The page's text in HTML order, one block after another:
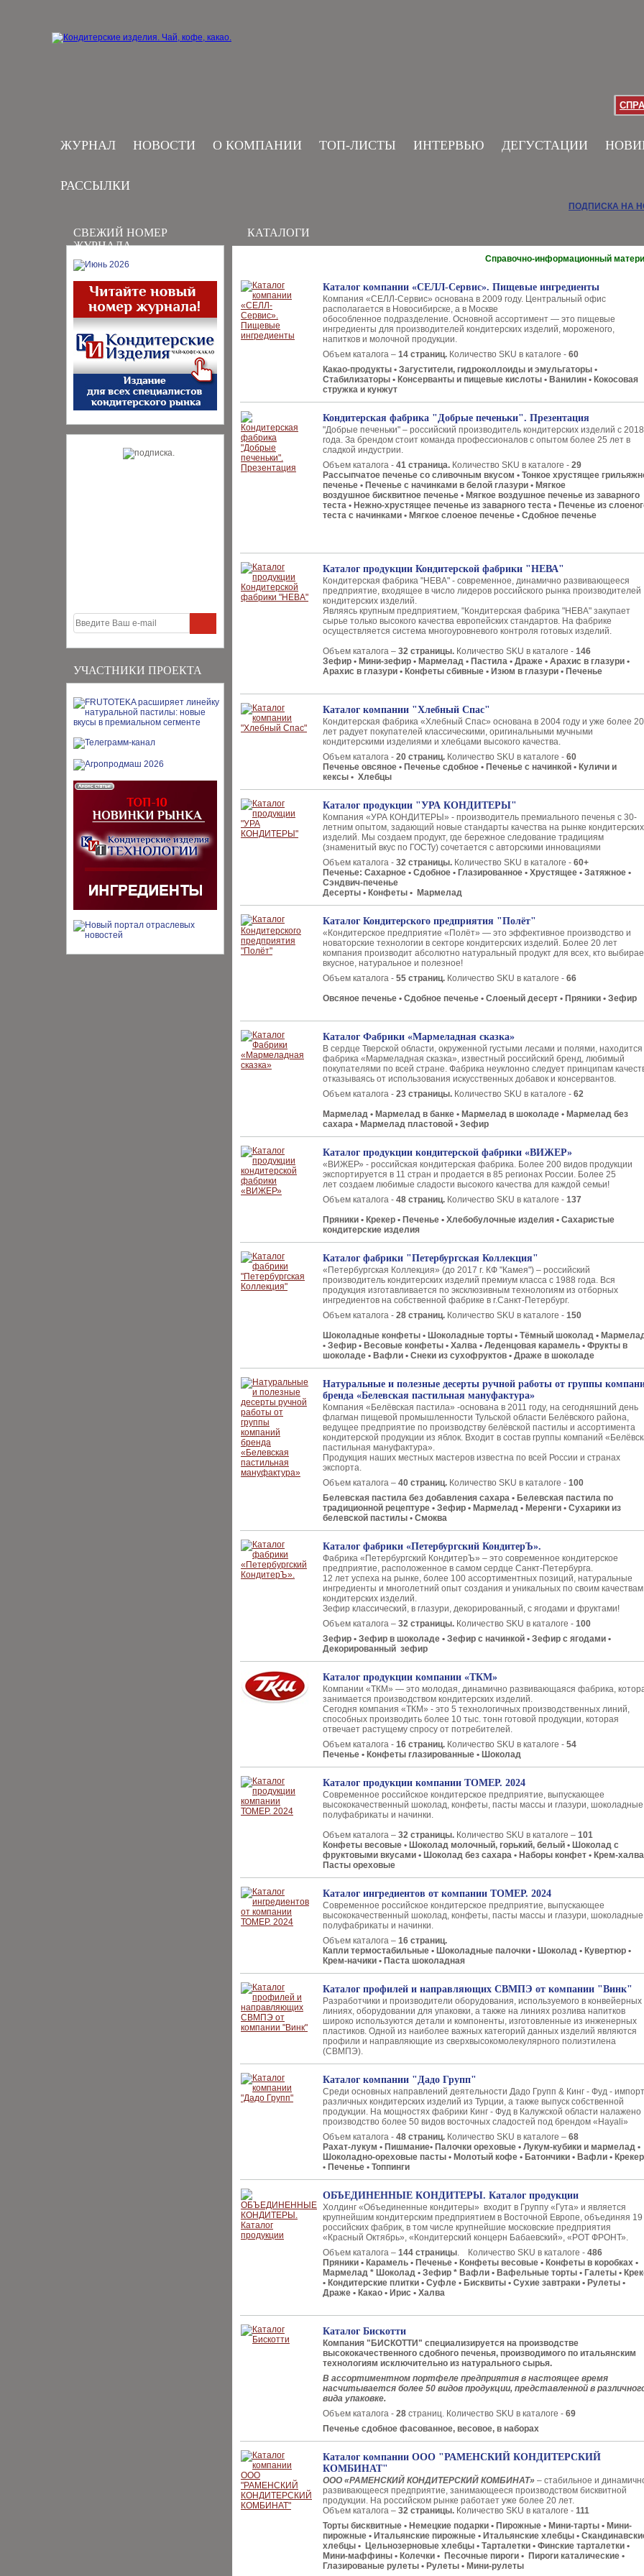
ЖУРНАЛ НОВОСТИ О КОМПАНИИ ТОП-ЛИСТЫ ИНТЕРВЬЮ ДЕГУСТАЦИИ
РАССЫЛКИ
СВЕЖИЙ НОМЕР
ЖУРНАЛА
УЧАСТНИКИ ПРОЕКТА
ПОДПИСКА НА
КАТАЛОГИ
Справочно-информационный
Каталог компании «СЕЛЛ-Сервис». Пищевые ингредиенты
Компания «СЕЛЛ-Сервис» основана в 2009 году. Центральный офис
располагается в Новосибирске, а в Москве
обособленное подразделение. Основной ассортимент — это пищевые
ингредиенты для производителей кондитерских изделий, мороженого,
напитков и молочной продукции.
Объем каталога – 14 страниц. Количество SKU в каталоге - 60
Какао-продукты • Загустители, гидроколлоиды и эмульгаторы •
Стабилизаторы • Консерванты и пищевые кислоты • Ванилин • Кокосовая
стружка и кунжут
Кондитерская фабрика "Добрые печеньки". Презентация
"Добрые печеньки" – российский производитель кондитерских изделий с 2018
года. За брендом стоит команда профессионалов с опытом более 25 лет в
сладкой индустрии.
Объем каталога - 41 страница. Количество SKU в каталоге - 29
Рассыпчатое печенье со сливочным вкусом • Тонкое хрустящее
печенье • Печенье с начинками в белой глазури • Мягкое
воздушное бисквитное печенье • Мягкое воздушное печенье из заварного
теста • Нежно-хрустящее печенье из заварного теста • Печенье из
теста с начинками • Мягкое слоеное печенье • Сдобное печенье
Каталог продукции Кондитерской фабрики "НЕВА"
Кондитерская фабрика "НЕВА" - современное, динамично развивающееся
предприятие, входящее в число лидеров российского рынка производителей
кондитерских изделий.
Являясь крупным предприятием, "Кондитерская фабрика "НЕВА" закупает
сырье только высокого качества европейских стандартов. На фабрике
осуществляется система многоуровневого контроля готовых изделий.
Объем каталога – 32 страницы. Количество SKU в каталоге - 146
Зефир • Мини-зефир • Мармелад • Пастила • Драже • Арахис в глазури •
Арахис в глазури • Конфеты сбивные • Изюм в глазури • Печенье
Каталог компании "Хлебный Спас"
Кондитерская фабрика «Хлебный Спас» основана в 2004 году и уже более 20
лет радует покупателей классическими, оригинальными мучными
кондитерскими изделиями и хлебцами высокого качества.
Объем каталога - 20 страниц. Количество SKU в каталоге - 60
​Печенье овсяное • Печенье сдобное • Печенье с начинкой • Куличи и
кексы • Хлебцы
Каталог продукции "УРА КОНДИТЕРЫ"
Компания «УРА КОНДИТЕРЫ» - производитель премиального печенья с 30-
летним опытом, задающий новые стандарты качества на рынке кондитерских
изделий. Мы создаем продукт, где бережное следование традициям
(знаменитый вкус по ГОСТу) сочетается с авторскими инновациями
Объем каталога - 32 страницы. Количество SKU в каталоге - 60+
Печенье: Сахарное • Сдобное • Глазированное • Хрустящее • Затяжное •
Сэндвич-печенье
Десерты • Конфеты • Мармелад
Каталог Кондитерского предприятия "Полёт"
«Кондитерское предприятие «Полёт» — это эффективное производство и
новаторские технологии в секторе кондитерских изделий. Более 20 лет
компания производит абсолютно натуральный продукт для всех, кто
вкусное, натуральное и полезное!
Объем каталога - 55 страниц. Количество SKU в каталоге - 66
Овсяное печенье • Сдобное печенье • Слоеный десерт • Пряники • Зефир
Каталог Фабрики «Мармеладная сказка»
В сердце Тверской области, окруженной густыми лесами и полями, находится
фабрика «Мармеладная сказка», известный российский бренд, любимый
покупателями по всей стране. Фабрика неуклонно следует принципам
отказываясь от использования искусственных добавок и консервантов.
Объем каталога - 23 страницы. Количество SKU в каталоге - 62
​Мармелад • Мармелад в банке • Мармелад в шоколаде • Мармелад без
сахара • Мармелад пластовой • Зефир
Каталог продукции кондитерской фабрики «ВИЖЕР»
«ВИЖЕР» - российская кондитерская фабрика. Более 200 видов продукции
экспортируется в 11 стран и продается в 85 регионах России. Более 25
лет создаем любимые сладости высокого качества для каждой семьи!
Объем каталога - 48 страниц. Количество SKU в каталоге - 137
Пряники • Крекер • Печенье • Хлебобулочные изделия • Сахаристые
кондитерские изделия
Каталог фабрики "Петербургская Коллекция"
«Петербургская Коллекция» (до 2017 г. КФ "Камея") ­­– российский
производитель кондитерских изделий премиум класса с 1988 года. Вся
продукция изготавливается по эксклюзивным технологиям из отборных
ингредиентов на собственной фабрике в г.Санкт-Петербург.
Объем каталога - 28 страниц. Количество SKU в каталоге - 150
​Шоколадные конфеты • Шоколадные торты • Тёмный шоколад •
• Зефир • Весовые конфеты • Халва • Леденцовая карамель • Фрукты в
шоколаде • Вафли • Снеки из сухофруктов • Драже в шоколаде
Натуральные и полезные десерты ручной работы от группы
бренда «Белевская пастильная мануфактура»
Компания «Белёвская пастила» -основана в 2011 году, на сегодняшний день
флагман пищевой промышленности Тульской области Белёвского района,
ведущее предприятие по производству белёвской пастилы и ассортимента
кондитерской продукции из яблок. Входит в состав группы компаний
пастильная мануфактура».
Продукция наших местных мастеров известна по всей России и странах
экспорта.
Объем каталога – 40 страниц. Количество SKU в каталоге - 100
Белевская пастила без добавления сахара • Белевская пастила по
традиционной рецептуре • Зефир • Мармелад • Меренги • Сухарики из
белевской пастилы • Смоква
Каталог фабрики «Петербургский КондитерЪ».
Фабрика «Петербургский КондитерЪ» – это современное кондитерское
предприятие, расположенное в самом сердце Санкт-Петербурга.
12 лет успеха на рынке, более 100 ассортиментных позиций, натуральные
ингредиенты и многолетний опыт создания и уникальных по своим качествам
кондитерских изделий.
Зефир классический, в глазури, декорированный, с ягодами и фруктами!
Объем каталога – 32 страницы. Количество SKU в каталоге - 100
Зефир • Зефир в шоколаде • Зефир с начинкой • Зефир с ягодами •
Декорированный зефир
Каталог продукции компании «ТКМ»
Компании «ТКМ» — это молодая, динамично развивающаяся фабрика,
занимается производством кондитерских изделий.
Сегодня компания «ТКМ» - это 5 технологичных производственных линий,
способных производить более 10 тыс. тонн готовой продукции, которая
отвечает растущему спросу от потребителей.
Объем каталога - 16 страниц. Количество SKU в каталоге - 54
Печенье • Конфеты глазированные • Шоколад
Каталог продукции компании ТОМЕР. 2024
Современное российское кондитерское предприятие, выпускающее
высококачественный шоколад, конфеты, пасты массы и глазури, шоколадные
полуфабрикаты и начинки.
Объем каталога – 32 страницы. Количество SKU в каталоге – 101
Конфеты весовые • Шоколад молочный, горький, белый • Шоколад с
фруктовыми вкусами • Шоколад без сахара • Наборы конфет • Крем-халва
Пасты ореховые
Каталог ингредиентов от компании ТОМЕР. 2024
Современное российское кондитерское предприятие, выпускающее
высококачественный шоколад, конфеты, пасты массы и глазури, шоколадные
полуфабрикаты и начинки.
Объем каталога – 16 страниц.
Капли термостабильные • Шоколадные палочки • Шоколад • Кувертюр •
Крем-начики • Паста шоколадная
Каталог профилей и направляющих СВМПЭ от компании "Винк"
Разработчики и производители оборудования, используемого в конвейерных
линиях, оборудовании для упаковки, а также на линиях розлива напитков
широко используются детали и компоненты, изготовленные из инженерных
пластиков. Одной из наиболее важных категорий данных изделий являются
профили и направляющие из сверхвысокомолекулярного полиэтилена
(СВМПЭ).
Каталог компании "Дадо Групп"
Среди основных направлений деятельности Дадо Групп & Кинг - Фуд - импорт
различных кондитерских изделий из Турции, а также выпуск собственной
продукции. На мощностях фабрики Кинг - Фуд в Калужской области налажено
произ­водство более 50 видов восточных сладостей под брендом «Hayali»
Объем каталога - 48 страниц. Количество SKU в каталоге – 68
Рахат-лукум • Пишмание• Палочки ореховые • Лукум-кубики и мармелад •
Шоколадно-ореховые пасты • Молотый кофе • Батончики • Вафли •
• Печенье • Топпинги
ОБЪЕДИНЕННЫЕ КОНДИТЕРЫ. Каталог продукции
Холдинг «Объединенные кондитеры» входит в Группу «Гута» и является
крупнейшим кондитерским предприятием в Восточной Европе, объединяя 19
российских фабрик, в том числе крупнейшие московские предприятия
«Красный Октябрь», «Кондитерский концерн Бабаевский», «РОТ ФРОНТ».
Объем каталога – 144 страницы. Количество SKU в каталоге - 486
Пряники • Карамель • Печенье • Конфеты весовые • Конфеты в коробках •
Мармелад * Шоколад • Зефир * Вафли • Вафельные торты • Галеты •
• Кондитерские плитки • Суфле • Бисквиты • Сухие завтраки • Рулеты •
Драже • Какао • Ирис • Халва
Каталог Бискотти
Компания "БИСКОТТИ" специализируется на производстве
высококачественного сдобного печенья, производимого по итальянским
технологиям исключительно из натурального сырья.
В ассортиментном портфеле предприятия в настоящее время
насчитывается более 50 видов продукции, представленной в
вида упаковке.
Объем каталога - 28 страниц. Количество SKU в каталоге - 69
Печенье сдобное фасованное, весовое, в наборах
Каталог компании ООО "РАМЕНСКИЙ КОНДИТЕРСКИЙ
КОМБИНАТ"
ООО «РАМЕНСКИЙ КОНДИТЕРСКИЙ КОМБИНАТ» – стабильное и
развивающееся предприятие, занимающееся производством бисквитной
продукции. На российском рынке работает уже более 20 лет.
Объем каталога – 32 страницы. Количество SKU в каталоге - 111
Торты бисквитные • Немецкие подарки • Пирожные • Мини-тарты • Мини-
пирожные • Итальянские пирожные • Итальянские хлебцы •
хлебцы • Цельнозерновые хлебцы • Тарталетки • Финские тарталетки •
Мини-маффины • Колечки • Песочные пироги • Пироги каталические •
Глазированые рулеты • Рулеты • Мини-рулеты